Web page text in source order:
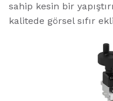
sahip kesin bir
kalitede görsel sıfır